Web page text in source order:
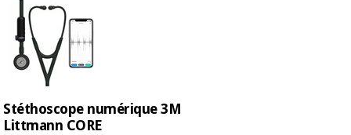
Stéthoscope numérique 3M
Littmann CORE